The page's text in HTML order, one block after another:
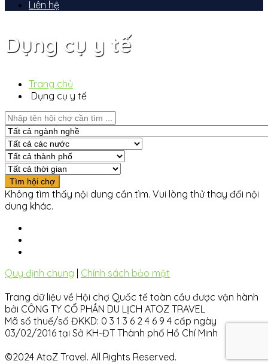
Liên hệ
Dụng cụ y tế
Trang chủ
Dụng cụ y tế
Không tìm thấy nội dung cần tìm. Vui lòng thử thay đổi nội
dung khác.
Quy định chung
Chính sách bảo mật
Trang dữ liệu về Hội chợ Quốc tế toàn cầu được vận hành
bởi CÔNG TY CỔ PHẦN DU LỊCH ATOZ TRAVEL
Mã số thuế/số ĐKKD: 0 3 1 3 6 2 4 6 9 4 cấp ngày
03/02/2016 tại Sở KH-ĐT Thành phố Hồ Chí Minh
©2024 AtoZ Travel. All Rights Reserved.